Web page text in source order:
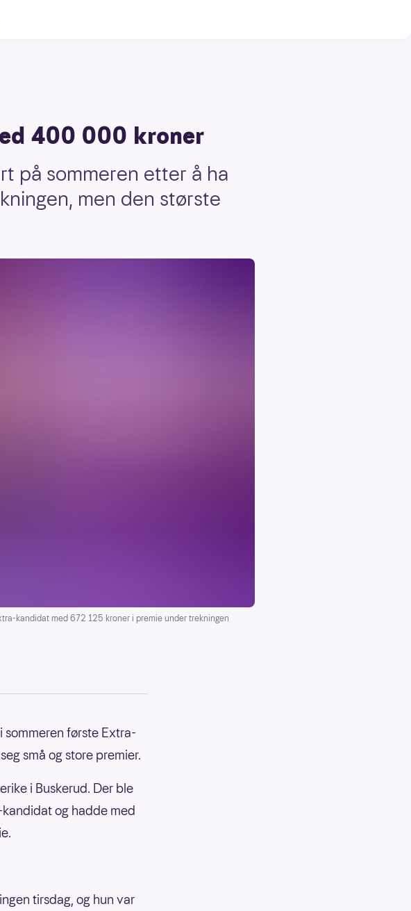
400 000 kroner
på sommeren etter å ha
men den største
kandidat med 672 125 kroner i premie under trekningen
første Extra-
små og store premier.
i Buskerud. Der ble
og hadde med
tirsdag, og hun var